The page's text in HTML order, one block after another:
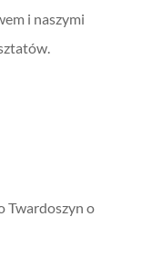
i naszymi
Twardoszyn o